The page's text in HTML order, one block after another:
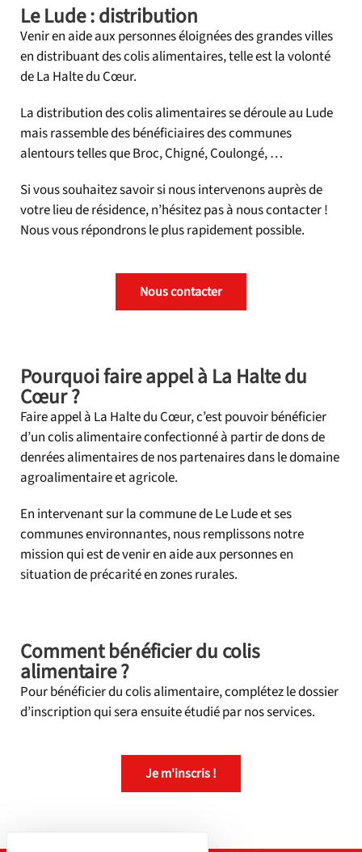
Le Lude : distribution
Venir en aide aux personnes éloignées des grandes villes
en distribuant des colis alimentaires, telle est la volonté
de La Halte du Cœur.
La distribution des colis alimentaires se déroule au Lude
mais rassemble des bénéficiaires des communes
alentours telles que Broc, Chigné, Coulongé, …
Si vous souhaitez savoir si nous intervenons auprès de
votre lieu de résidence, n’hésitez pas à nous contacter !
Nous vous répondrons le plus rapidement possible.
Nous contacter
Pourquoi faire appel à La Halte du
Cœur ?
Faire appel à La Halte du Cœur, c’est pouvoir bénéficier
d’un colis alimentaire confectionné à partir de dons de
denrées alimentaires de nos partenaires dans le domaine
agroalimentaire et agricole.
En intervenant sur la commune de Le Lude et ses
communes environnantes, nous remplissons notre
mission qui est de venir en aide aux personnes en
situation de précarité en zones rurales.
Comment bénéficier du colis
alimentaire ?
Pour bénéficier du colis alimentaire, complétez le dossier
d’inscription qui sera ensuite étudié par nos services.
Je m'inscris !